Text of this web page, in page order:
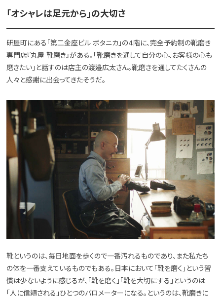
「オシャレは足元から」の大切さ
研屋町にある「第二金座ビル ボタニカ」の4階に、完全予約制の靴磨き
専門店『丸屋 靴磨き』がある。「靴磨きを通して自分の心、お客様の心も
磨きたい」と話すのは店主の渡邉広太さん。靴磨きを通してたくさんの
人々と感謝に出会ってきたそうだ。
靴というのは、毎日地面を歩くので一番汚れるものであり、また私たち
の体を一番支えているものでもある。日本において「靴を磨く」という習
慣は少ないように感じるが、「靴を磨く」「靴を大切にする」というのは
「人に信頼される」ひとつのバロメーターになる。というのは、靴磨きに